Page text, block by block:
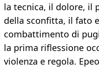
la tecnica, il dolore, il
della sconfitta, il fato
combattimento di
la prima riflessione
violenza e regola.